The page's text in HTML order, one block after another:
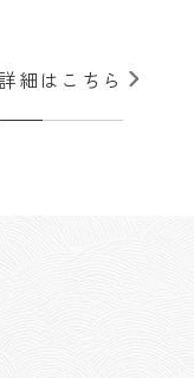
詳細はこちら